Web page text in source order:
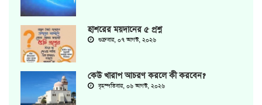
হাশরের ময়দানের ৫ প্রশ্ন
শুক্রবার, ০৭ আগস্ট, ২০২৬
কেউ খারাপ আচরণ করলে কী করবেন?
বৃহস্পতিবার, ০৬ আগস্ট, ২০২৬